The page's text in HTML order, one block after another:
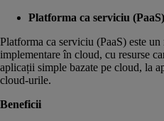
Platforma ca serviciu (PaaS)
Platforma ca serviciu (PaaS) este
implementare în cloud, cu resurse
aplicații simple bazate pe cloud, la
cloud-urile.
Beneficii